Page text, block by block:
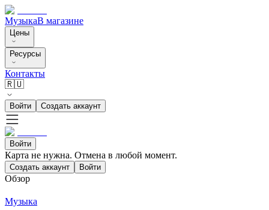
МузыкаВ магазине
Цены
Ресурсы
Контакты
🇷🇺
Войти Создать аккаунт
Войти
Карта не нужна. Отмена в любой момент.
Создать аккаунт Войти
Обзор
Музыка